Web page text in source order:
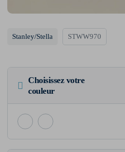
Stanley/Stella STWW970
Choisissez votre
couleur